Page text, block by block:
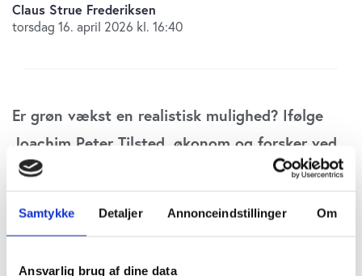
Samtykke Detaljer Annonceindstillinger Om
Ansvarlig brug af dine data
Claus Strue Frederiksen
torsdag 16. april 2026 kl. 16:40
Er grøn vækst en realistisk mulighed? Ifølge
Joachim Peter Tilsted, økonom og forsker ved
Københavns Universitet, er svaret både ja og
forståelse, der betegner grøn vækst som